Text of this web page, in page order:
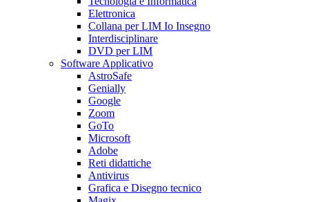
Elettronica
Collana per LIM Io Insegno
Interdisciplinare
DVD per LIM
Software Applicativo
AstroSafe
Genially
Google
Zoom
GoTo
Microsoft
Adobe
Reti didattiche
Antivirus
Grafica e Disegno tecnico